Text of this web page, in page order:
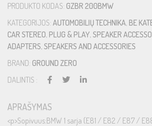
PRODUKTO KODAS: GZBR 200BMW
KATEGORIJOS: AUTOMOBILIŲ TECHNIKA, BE
CAR STEREO, PLUG & PLAY, SPEAKER
ADAPTERS, SPEAKERS AND ACCESSORIES
BRAND: GROUND ZERO
DALINTIS :
APRAŠYMAS
<p>Sopivuus:BMW 1 sarja (E81 / E82 / E87 /